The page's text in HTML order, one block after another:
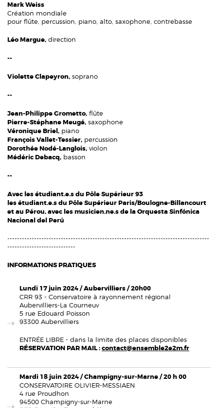
Mark Weiss
Création mondiale
pour flûte, percussion, piano, alto, saxophone, contrebasse
Léo Margue, direction
--
Violette Clapeyron, soprano
--
Jean-Philippe Grometto, flûte
Pierre-Stéphane Meugé, saxophone
Véronique Briel, piano
François Vallet-Tessier, percussion
Dorothée Nodé-Langlois, violon
Médéric Debacq, basson
--
Avec les étudiant.e.s du Pôle Supérieur 93
les étudiant.e.s du Pôle Supérieur Paris/Boulogne-Billancourt
et au Pérou, avec les musicien.ne.s de la Orquesta Sinfónica
Nacional del Perú
-----------------------------------------------------------------------------------
----------------------------
INFORMATIONS PRATIQUES
Lundi 17 juin 2024 / Aubervilliers / 20h00
CRR 93 - Conservatoire à rayonnement régional
Aubervilliers-La Courneuv
5 rue Edouard Poisson
93300 Aubervilliers
ENTRÉE LIBRE - dans la limite des places disponibles
RÉSERVATION PAR MAIL :contact@ensemble2e2m.fr
Mardi 18 juin 2024 / Champigny-sur-Marne / 20 h 00
CONSERVATOIRE OLIVIER-MESSIAEN
4 rue Proudhon
94500 Champigny-sur-Marne